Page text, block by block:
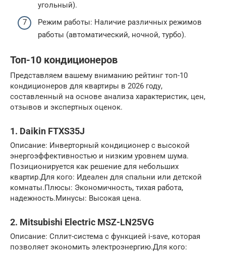
угольный).
Режим работы: Наличие различных режимов
работы (автоматический, ночной, турбо).
Топ-10 кондиционеров
Представляем вашему вниманию рейтинг топ-10
кондиционеров для квартиры в 2026 году,
составленный на основе анализа характеристик, цен,
отзывов и экспертных оценок.
1. Daikin FTXS35J
Описание: Инверторный кондиционер с высокой
энергоэффективностью и низким уровнем шума.
Позиционируется как решение для небольших
квартир.Для кого: Идеален для спальни или детской
комнаты.Плюсы: Экономичность, тихая работа,
надежность.Минусы: Высокая цена.
2. Mitsubishi Electric MSZ-LN25VG
Описание: Сплит-система с функцией i-save, которая
позволяет экономить электроэнергию.Для кого: